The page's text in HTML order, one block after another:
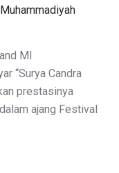
MI
“Surya Candra
prestasinya
ajang Festival